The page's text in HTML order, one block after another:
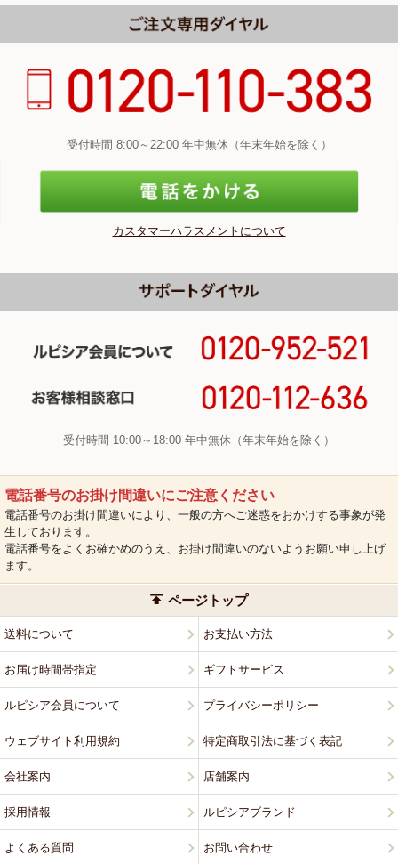
受付時間 8:00～22:00 年中無休（年末年始を除く）
カスタマーハラスメントについて
受付時間 10:00～18:00 年中無休（年末年始を除く）
電話番号のお掛け間違いにご注意ください
電話番号のお掛け間違いにより、一般の方へご迷惑をおかけする事象が発
生しております。
電話番号をよくお確かめのうえ、お掛け間違いのないようお願い申し上げ
ます。
ページトップ
送料について お支払い方法
お届け時間帯指定 ギフトサービス
ルピシア会員について プライバシーポリシー
ウェブサイト利用規約 特定商取引法に基づく表記
会社案内 店舗案内
採用情報 ルピシアブランド
よくある質問 お問い合わせ